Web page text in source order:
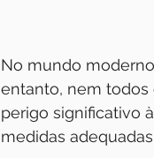
No mundo
entanto, nem todos
perigo significativo
medidas